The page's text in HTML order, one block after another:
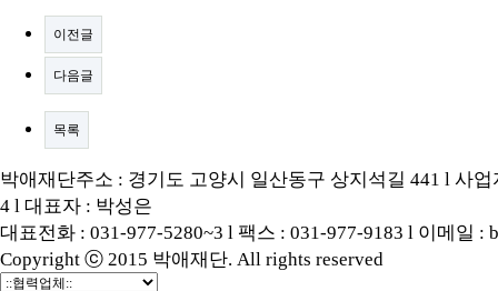
이전글
다음글
목록
박애재단주소 : 경기도 고양시 일산동구 상지석길 441 l 사
4 l 대표자 : 박성은
대표전화 : 031-977-5280~3 l 팩스 : 031-977-9183 l 이메일 :
Copyright ⓒ 2015 박애재단. All rights reserved